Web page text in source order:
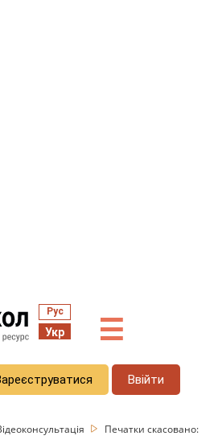
Рус
Укр ☰
Ввійти
Печатки скасовано: